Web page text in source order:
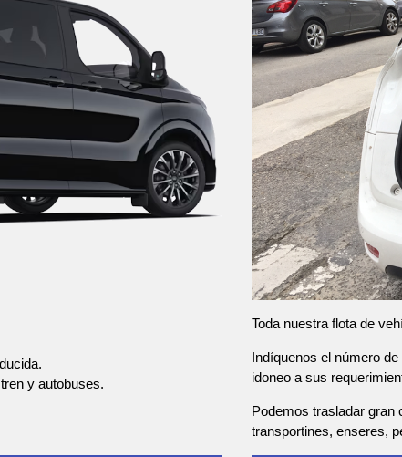
y autobuses.
Toda nuestra flota de
Indíquenos el número
idoneo a sus
Podemos trasladar gran
transportines, enseres,